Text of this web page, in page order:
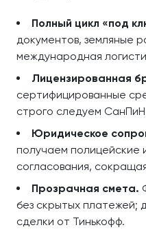
Полный цикл «под
документов, земляные
международная
Лицензированная
сертифицированные
строго следуем СанПиН
Юридическое
получаем полицейские
согласования,
Прозрачная смета.
без скрытых платежей;
сделки от Тинькофф.